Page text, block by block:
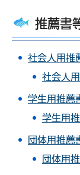
推薦書
社会人用推
社会人
学生用推薦
学生用
団体用推薦
団体用